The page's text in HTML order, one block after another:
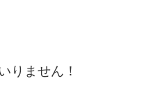
りません！